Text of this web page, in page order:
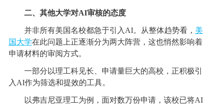
二、其他大学对AI审核的态度
并非所有美国名校都急于引入AI。从整体趋势看， 美
国大学在此问题上正逐渐分为两大阵营，这也悄然影响着
申请材料的审阅方式。
一部分以理工科见长、申请量巨大的高校，正积极引
入AI作为筛选和提效的工具。
以弗吉尼亚理工为例，面对数万份申请，该校已将AI